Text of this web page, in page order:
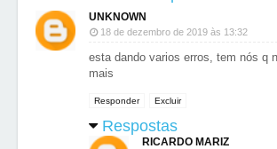
UNKNOWN
18 de dezembro de 2019 às 13:32
esta dando varios erros, tem nós q
mais
Responder Excluir
Respostas
RICARDO MARIZ